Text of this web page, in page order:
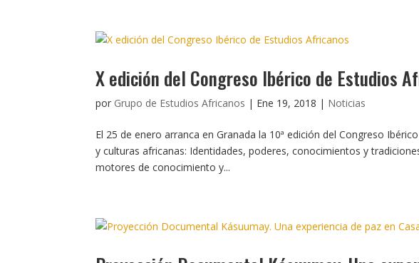
X edición del Congreso Ibérico de Estudios
por Grupo de Estudios Africanos | Ene 19, 2018 | Noticias
El 25 de enero arranca en Granada la 10ª edición del Congreso
y culturas africanas: Identidades, poderes, conocimientos y
motores de conocimiento y...